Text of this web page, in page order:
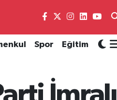
Spor Eğitim